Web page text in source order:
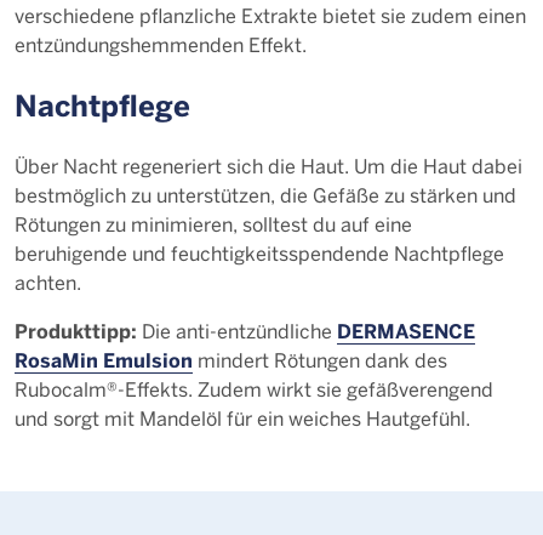
verschiedene pflanzliche Extrakte bietet sie zudem einen
entzündungshemmenden Effekt.
Nachtpflege
Über Nacht regeneriert sich die Haut. Um die Haut dabei
bestmöglich zu unterstützen, die Gefäße zu stärken und
Rötungen zu minimieren, solltest du auf eine
beruhigende und feuchtigkeitsspendende Nachtpflege
achten.
Produkttipp: Die anti-entzündliche DERMASENCE
RosaMin Emulsion mindert Rötungen dank des
Rubocalm®-Effekts. Zudem wirkt sie gefäßverengend
und sorgt mit Mandelöl für ein weiches Hautgefühl.